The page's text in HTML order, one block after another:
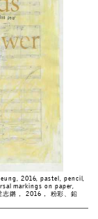
2016, pastel, pencil,
markings on paper,
鏘， 2016， 粉彩、鉛